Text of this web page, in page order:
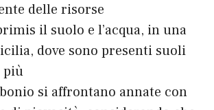
delle risorse
il suolo e l’acqua, in una
dove sono presenti suoli
più
si affrontano annate con